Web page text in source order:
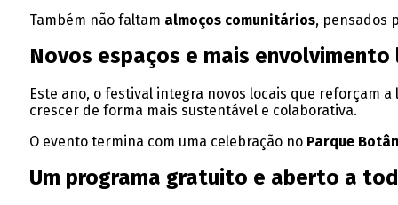
Também não faltam almoços comunitários, pensados
Novos espaços e mais envolvimento
Este ano, o festival integra novos locais que reforçam
crescer de forma mais sustentável e colaborativa.
O evento termina com uma celebração no Parque
Um programa gratuito e aberto a